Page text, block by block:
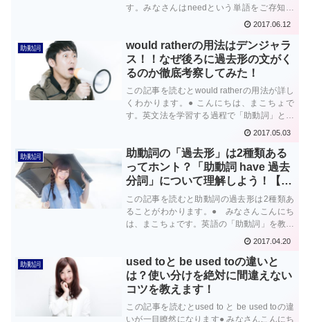
す。みなさんはneedという単語をご存知で
しょうか？この単語、実は英語学習者にとっ
この単語全く同じ形をしていながら種類...
2017.06.12
助動詞
would ratherの用法はデンジャラ
ス！！なぜ後ろに過去形の文がく
るのか徹底考察してみた！
この記事を読むとwould ratherの用法が詳し
くわかります。● こんにちは、まこちょで
す。英文法を学習する過程で「助動詞」とい
う単元がありますよね。そうcanとかmustな
さんを悩ませるやっかい...
2017.05.03
助動詞
助動詞の「過去形」は2種類ある
ってホント？「助動詞 have 過去
分詞」について理解しよう！【や
さしく語る英文法⑳】
この記事を読むと助動詞の過去形は2種類あ
ることがわかります。● みなさんこんにち
は、まこちょです。英語の「助動詞」を教え
ていると非常に多くの質問を受ける箇所があ
以下のような感じです。
2017.04.20
助動詞
used toと be used toの違いと
は？使い分けを絶対に間違えない
コツを教えます！
この記事を読むとused to と be used toの違
いが一目瞭然になります● みなさんこんにち